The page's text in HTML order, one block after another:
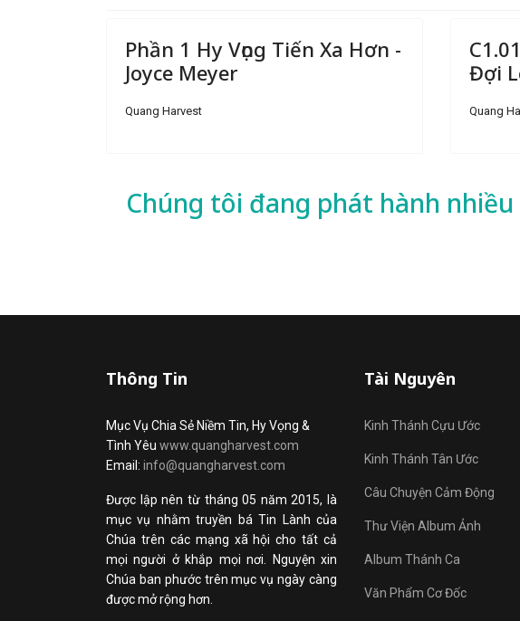
Phần 1 Hy Vọng Tiến Xa Hơn -
Joyce Meyer
Quang Harvest
Đợi
Quang
Chúng tôi đang phát hành nhiều
Thông Tin
Mục Vụ Chia Sẻ Niềm Tin, Hy Vọng &
Tình Yêu www.quangharvest.com
Email: info@quangharvest.com
Được lập nên từ tháng 05 năm 2015, là
mục vụ nhằm truyền bá Tin Lành của
Chúa trên các mạng xã hội cho tất cả
mọi người ở khắp mọi nơi. Nguyện xin
Chúa ban phước trên mục vụ ngày càng
được mở rộng hơn.
Tài Nguyên
Kinh Thánh Cựu Ước
Kinh Thánh Tân Ước
Câu Chuyện Cảm Động
Thư Viện Album Ảnh
Album Thánh Ca
Văn Phẩm Cơ Đốc